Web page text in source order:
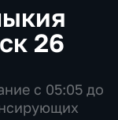
26
c 05:05 до